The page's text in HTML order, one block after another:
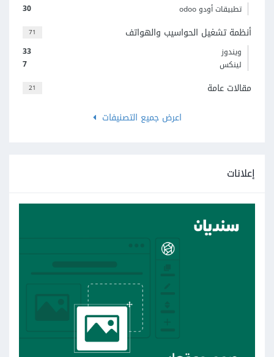
30 تطبيقات أودو odoo
71 أنظمة تشغيل الحواسيب والهواتف
33
ويندوز
7
لينكس
21
مقالات عامة
اعرض جميع التصنيفات
إعلانات